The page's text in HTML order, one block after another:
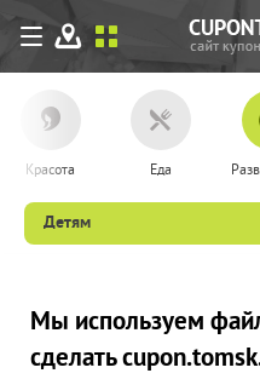
Красота Еда
Детям
Мы используем
сделать